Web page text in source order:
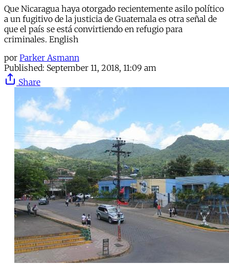
Que Nicaragua haya otorgado recientemente asilo político
a un fugitivo de la justicia de Guatemala es otra señal de
que el país se está convirtiendo en refugio para
criminales. English
por Parker Asmann
Published: September 11, 2018, 11:09 am
Share